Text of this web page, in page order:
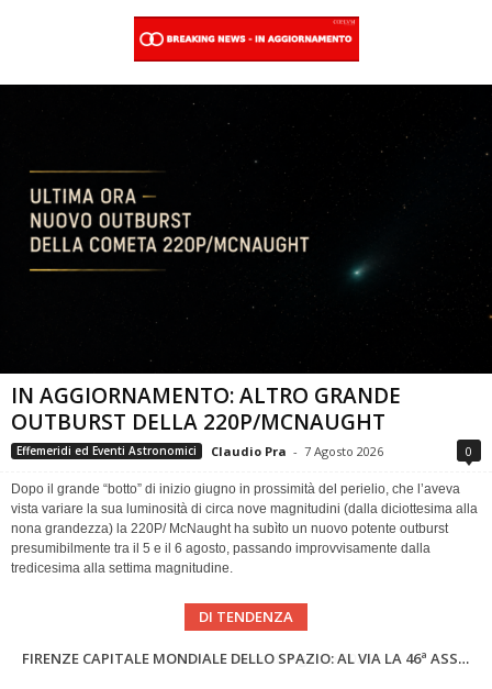
IN AGGIORNAMENTO: ALTRO GRANDE
OUTBURST DELLA 220P/MCNAUGHT
Effemeridi ed Eventi Astronomici Claudio Pra - 7 Agosto 2026 0
Dopo il grande “botto” di inizio giugno in prossimità del perielio, che l’aveva
vista variare la sua luminosità di circa nove magnitudini (dalla diciottesima alla
nona grandezza) la 220P/ McNaught ha subìto un nuovo potente outburst
presumibilmente tra il 5 e il 6 agosto, passando improvvisamente dalla
tredicesima alla settima magnitudine.
DI TENDENZA
Cielo del Mese di Agosto 2026
SUPERNOVAE aggiornamenti del mese – Agosto 2026